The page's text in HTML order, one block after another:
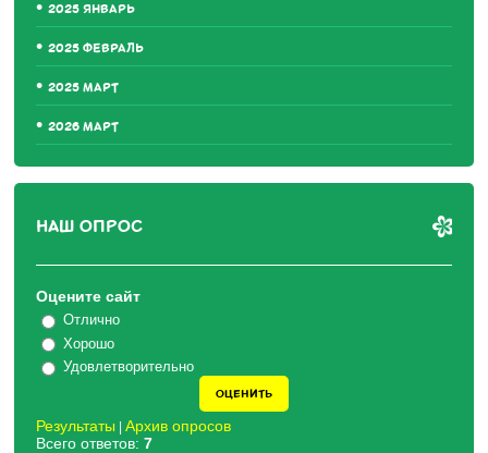
2025 ЯНВАРЬ
2025 ФЕВРАЛЬ
2025 МАРТ
2026 МАРТ
НАШ ОПРОС
Оцените сайт
Отлично
Хорошо
Удовлетворительно
Результаты |Архив опросов
Всего ответов:7